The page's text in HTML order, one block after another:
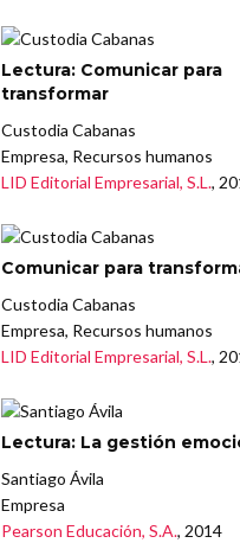
Lectura: Comunicar para
transformar
Custodia Cabanas
Empresa, Recursos humanos
LID Editorial Empresarial, S.L.,
Comunicar para
Custodia Cabanas
Empresa, Recursos humanos
LID Editorial Empresarial, S.L.,
Lectura: La gestión
Santiago Ávila
Empresa
Pearson Educación, S.A., 2014